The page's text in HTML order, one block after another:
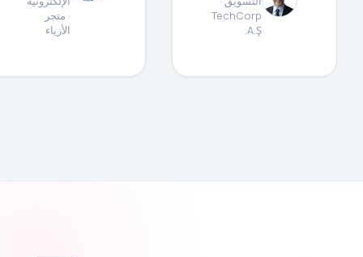
TechCorp
A.Ş.
· متجر
الأزياء